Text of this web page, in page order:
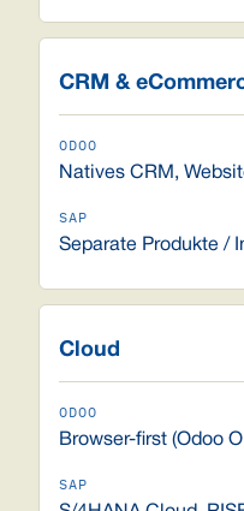
CRM &
Natives CRM,
Separate Produkte /
Cloud
Browser-first (Odoo